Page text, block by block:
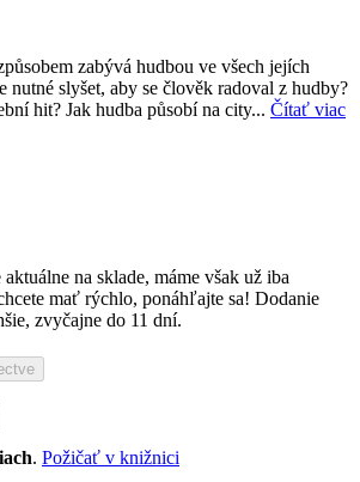
zabývá hudbou ve všech jejích
nutné slyšet, aby se člověk radoval z hudby?
hit? Jak hudba působí na city... Čítať viac
na sklade, máme však už iba
mať rýchlo, ponáhľajte sa! Dodanie
zvyčajne do 11 dní.
. Požičať v knižnici